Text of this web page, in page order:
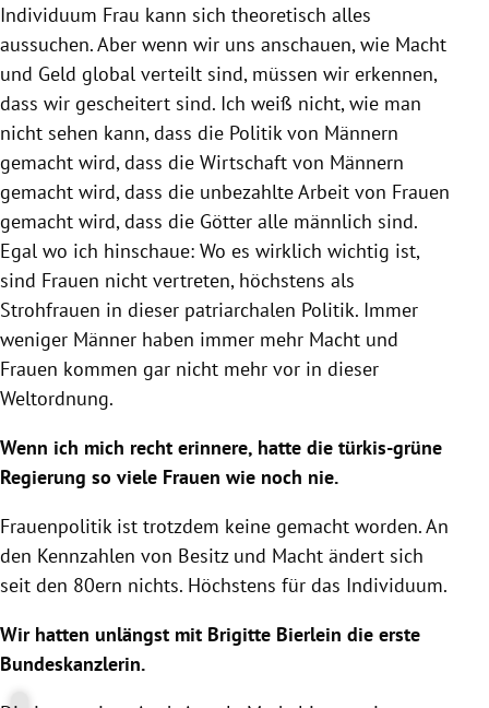
Individuum Frau kann sich theoretisch alles
aussuchen. Aber wenn wir uns anschauen, wie Macht
und Geld global verteilt sind, müssen wir erkennen,
dass wir gescheitert sind. Ich weiß nicht, wie man
nicht sehen kann, dass die Politik von Männern
gemacht wird, dass die Wirtschaft von Männern
gemacht wird, dass die unbezahlte Arbeit von Frauen
gemacht wird, dass die Götter alle männlich sind.
Egal wo ich hinschaue: Wo es wirklich wichtig ist,
sind Frauen nicht vertreten, höchstens als
Strohfrauen in dieser patriarchalen Politik. Immer
weniger Männer haben immer mehr Macht und
Frauen kommen gar nicht mehr vor in dieser
Weltordnung.
Wenn ich mich recht erinnere, hatte die türkis-grüne
Regierung so viele Frauen wie noch nie.
Frauenpolitik ist trotzdem keine gemacht worden. An
den Kennzahlen von Besitz und Macht ändert sich
seit den 80ern nichts. Höchstens für das Individuum.
Wir hatten unlängst mit Brigitte Bierlein die erste
Bundeskanzlerin.